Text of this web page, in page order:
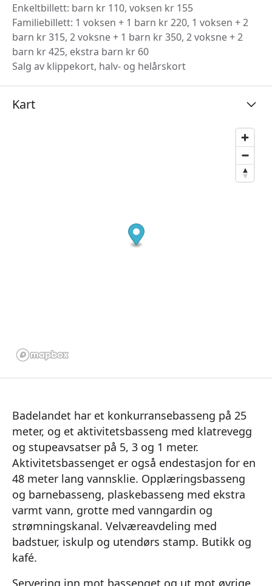
Enkeltbillett: barn kr 110, voksen kr 155
Familiebillett: 1 voksen + 1 barn kr 220, 1 voksen + 2
barn kr 315, 2 voksne + 1 barn kr 350, 2 voksne + 2
barn kr 425, ekstra barn kr 60
Salg av klippekort, halv- og helårskort
Kart
Badelandet har et konkurransebasseng på 25
meter, og et aktivitetsbasseng med klatrevegg
og stupeavsatser på 5, 3 og 1 meter.
Aktivitetsbassenget er også endestasjon for en
48 meter lang vannsklie. Opplæringsbasseng
og barnebasseng, plaskebasseng med ekstra
varmt vann, grotte med vanngardin og
strømningskanal. Velværeavdeling med
badstuer, iskulp og utendørs stamp. Butikk og
kafé.
Servering inn mot bassenget og ut mot øvrige